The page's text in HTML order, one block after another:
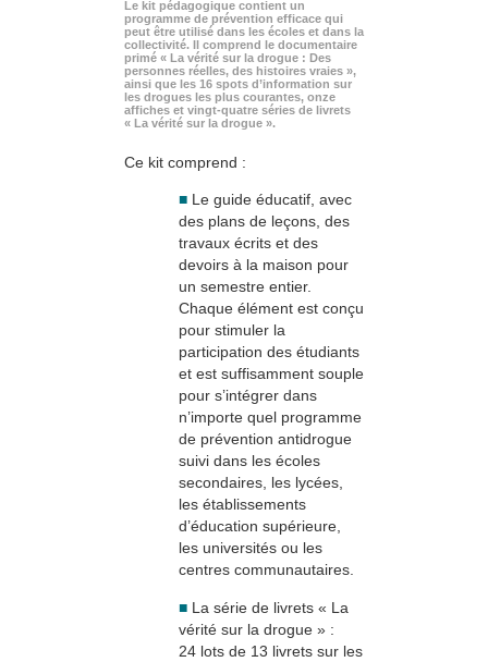
Le kit pédagogique contient un
programme de prévention efficace qui
peut être utilisé dans les écoles et dans la
collectivité. Il comprend le documentaire
primé « La vérité sur la drogue : Des
personnes réelles, des histoires vraies »,
ainsi que les 16 spots d’information sur
les drogues les plus courantes, onze
affiches et vingt-quatre séries de livrets
« La vérité sur la drogue ».
Ce kit comprend :
■ Le guide éducatif, avec
des plans de leçons, des
travaux écrits et des
devoirs à la maison pour
un semestre entier.
Chaque élément est conçu
pour stimuler la
participation des étudiants
et est suffisamment souple
pour s’intégrer dans
n’importe quel programme
de prévention antidrogue
suivi dans les écoles
secondaires, les lycées,
les établissements
d’éducation supérieure,
les universités ou les
centres communautaires.
■ La série de livrets « La
vérité sur la drogue » :
24 lots de 13 livrets sur les